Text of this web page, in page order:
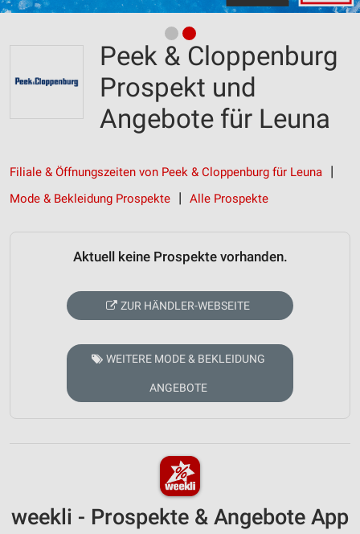
Peek & Cloppenburg
Prospekt und
Angebote für Leuna
Filiale & Öffnungszeiten von Peek & Cloppenburg für Leuna
Mode & Bekleidung Prospekte
Alle Prospekte
Aktuell keine Prospekte vorhanden.
ZUR HÄNDLER-WEBSEITE
WEITERE MODE & BEKLEIDUNG
ANGEBOTE
weekli - Prospekte & Angebote App